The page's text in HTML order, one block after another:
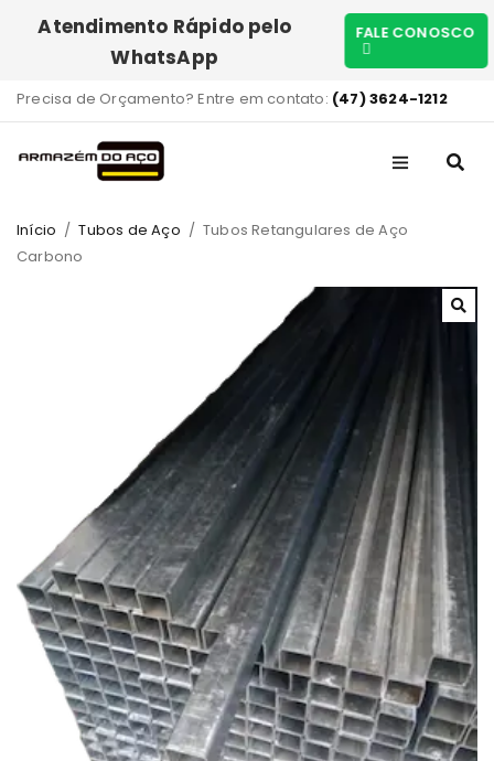
Atendimento Rápido pelo
WhatsApp
FALE CONOSCO
Precisa de Orçamento? Entre em contato: (47) 3624-1212
Início / Tubos de Aço / Tubos Retangulares de Aço
Carbono